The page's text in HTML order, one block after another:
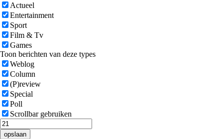
Actueel
Entertainment
Sport
Film & Tv
Games
Toon berichten van deze types
Weblog
Column
(P)review
Special
Poll
Scrollbar gebruiken
opslaan